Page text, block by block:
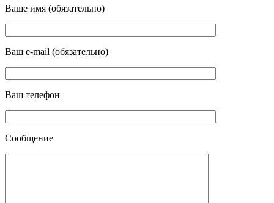
Ваше имя (обязательно)
Ваш e-mail (обязательно)
Ваш телефон
Сообщение